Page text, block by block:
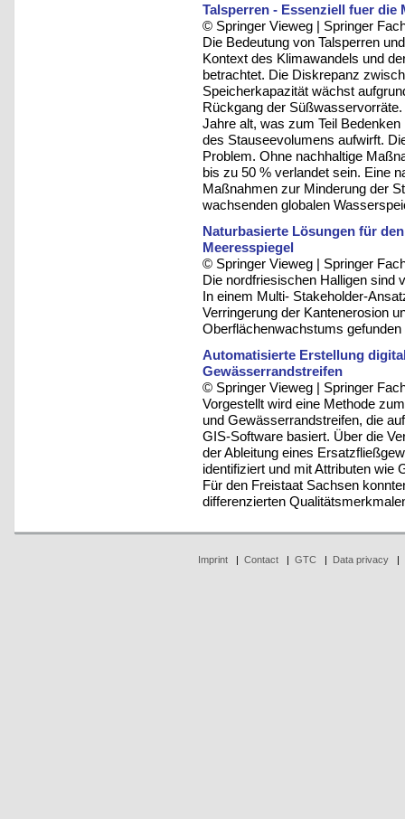
Talsperren - Essenziell fuer
© Springer Vieweg | Springer
Die Bedeutung von Talsperren
Kontext des Klimawandels und
betrachtet. Die Diskrepanz
Speicherkapazität wächst
Rückgang der
Jahre alt, was zum Teil
des Stauseevolumens aufwirft.
Problem. Ohne nachhaltige
bis zu 50 % verlandet sein. Eine
Maßnahmen zur Minderung der
wachsenden globalen
Naturbasierte Lösungen für
Meeresspiegel
© Springer Vieweg | Springer
Die nordfriesischen Halligen sind
In einem Multi- Stakeholder-
Verringerung der Kantenerosion
Oberflächenwachstums gefunden
Automatisierte Erstellung
Gewässerrandstreifen
© Springer Vieweg | Springer
Vorgestellt wird eine Methode
und Gewässerrandstreifen, die
GIS-Software basiert. Über die
der Ableitung eines
identifiziert und mit Attributen wie
Für den Freistaat Sachsen
differenzierten
Imprint | Contact | GTC | Data privacy |